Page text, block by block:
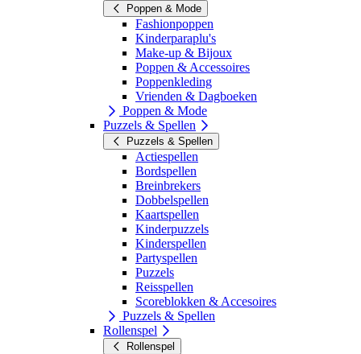
Poppen & Mode
Fashionpoppen
Kinderparaplu's
Make-up & Bijoux
Poppen & Accessoires
Poppenkleding
Vrienden & Dagboeken
Poppen & Mode
Puzzels & Spellen
Puzzels & Spellen
Actiespellen
Bordspellen
Breinbrekers
Dobbelspellen
Kaartspellen
Kinderpuzzels
Kinderspellen
Partyspellen
Puzzels
Reisspellen
Scoreblokken & Accesoires
Puzzels & Spellen
Rollenspel
Rollenspel